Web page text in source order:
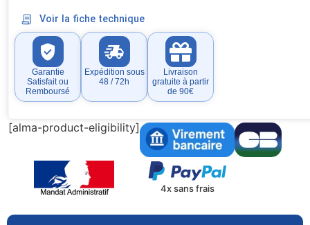
Voir la fiche technique
Garantie
Satisfait ou
Remboursé
Expédition sous
48 / 72h
Livraison
gratuite à partir
de 90€
[alma-product-eligibility]
4x sans frais